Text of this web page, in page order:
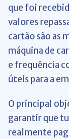
que foi
valores
cartão são as
máquina de
e frequência
úteis para a
O principal
garantir que
realmente